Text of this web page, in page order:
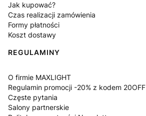
Jak kupować?
Czas realizacji zamówienia
Formy płatności
Koszt dostawy
REGULAMINY
O firmie MAXLIGHT
Regulamin promocji -20% z kodem 20OFF
Częste pytania
Salony partnerskie